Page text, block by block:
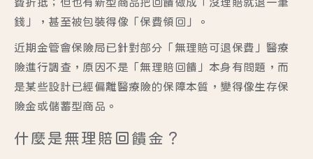
錢」，甚至被包裝得像「保費領回」。
近期金管會保險局已針對部分「無理賠可退保費」醫療
險進行調查，原因不是「無理賠回饋」本身有問題，而
是某些設計已經偏離醫療險的保障本質，變得像生存保
險金或儲蓄型商品。
什麼是無理賠回饋金？